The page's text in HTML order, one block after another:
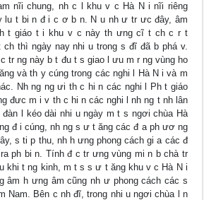
nĩi chung, nh c l khu v c Hà N i nĩi riêng
lu t bi n đ i c ơ b n. N u nh ư tr ưc đây, âm
t giáo t i khu v c này th ưng cĩ t ch c r t
ch thì ngày nay nhi u trong s đĩ đã b phá v.
tr ng này b t đu t s giao l ưu m r ng vùng ho
và th y cúng trong các nghi l Hà N i và m
Nh ng ng ưi th c hi n các nghi l Ph t giáo
đưc m i v th c hi n các nghi l nh ng t nh lân
l kéo dài nhi u ngày m t s ngơi chùa Hà
đ i cúng, nh ng s ư t ăng các đ a ph ươ ng
s ti p thu, nh h ưng phong cách gi a các đ
ph bi n. Tính đ c tr ưng vùng mi n b chà tr
khi t ng kinh, m t s s ư t ăng khu v c Hà N i
âm h ưng âm cũng nh ư phong cách các s
Nam. Bên c nh đĩ, trong nhi u ngơi chùa l n